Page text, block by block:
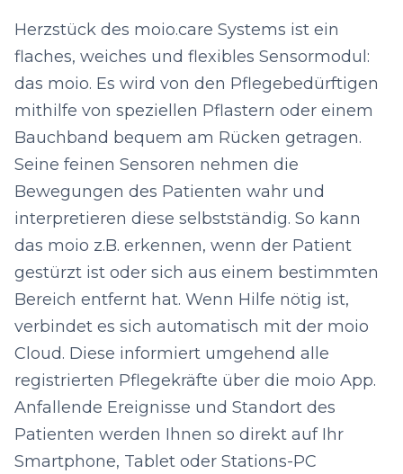
Herzstück des moio.care Systems ist ein
flaches, weiches und flexibles Sensormodul:
das moio. Es wird von den Pflegebedürftigen
mithilfe von speziellen Pflastern oder einem
Bauchband bequem am Rücken getragen.
Seine feinen Sensoren nehmen die
Bewegungen des Patienten wahr und
interpretieren diese selbstständig. So kann
das moio z.B. erkennen, wenn der Patient
gestürzt ist oder sich aus einem bestimmten
Bereich entfernt hat. Wenn Hilfe nötig ist,
verbindet es sich automatisch mit der moio
Cloud. Diese informiert umgehend alle
registrierten Pflegekräfte über die moio App.
Anfallende Ereignisse und Standort des
Patienten werden Ihnen so direkt auf Ihr
Smartphone, Tablet oder Stations-PC